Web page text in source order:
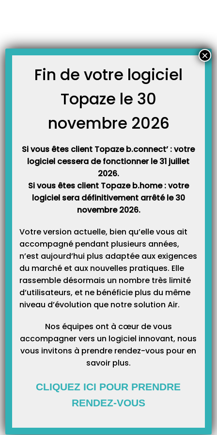
Principe : Il existe 3 catégories d’enregistrement de recettes. Les chèques,
encaissées… » Mais il est possible de créer une recette pour l’orienter dans
n’importe quel autre poste de recette de la déclaration fiscale.…
Catégories
Fin de votre logiciel
Topaze le 30
novembre 2026
Si vous êtes client Topaze b.connect’ : votre
logiciel cessera de fonctionner le 31 juillet
2026.
Si vous êtes client Topaze b.home : votre
logiciel sera définitivement arrêté le 30
novembre 2026.
Votre version actuelle, bien qu’elle vous ait
accompagné pendant plusieurs années,
n’est aujourd’hui plus adaptée aux exigences
du marché et aux nouvelles pratiques. Elle
rassemble désormais un nombre très limité
d’utilisateurs, et ne bénéficie plus du même
niveau d’évolution que notre solution Air.
Nos équipes ont à cœur de vous
accompagner vers un logiciel innovant, nous
vous invitons à prendre rendez-vous pour en
savoir plus.
CLIQUEZ ICI POUR PRENDRE
RENDEZ-VOUS
×